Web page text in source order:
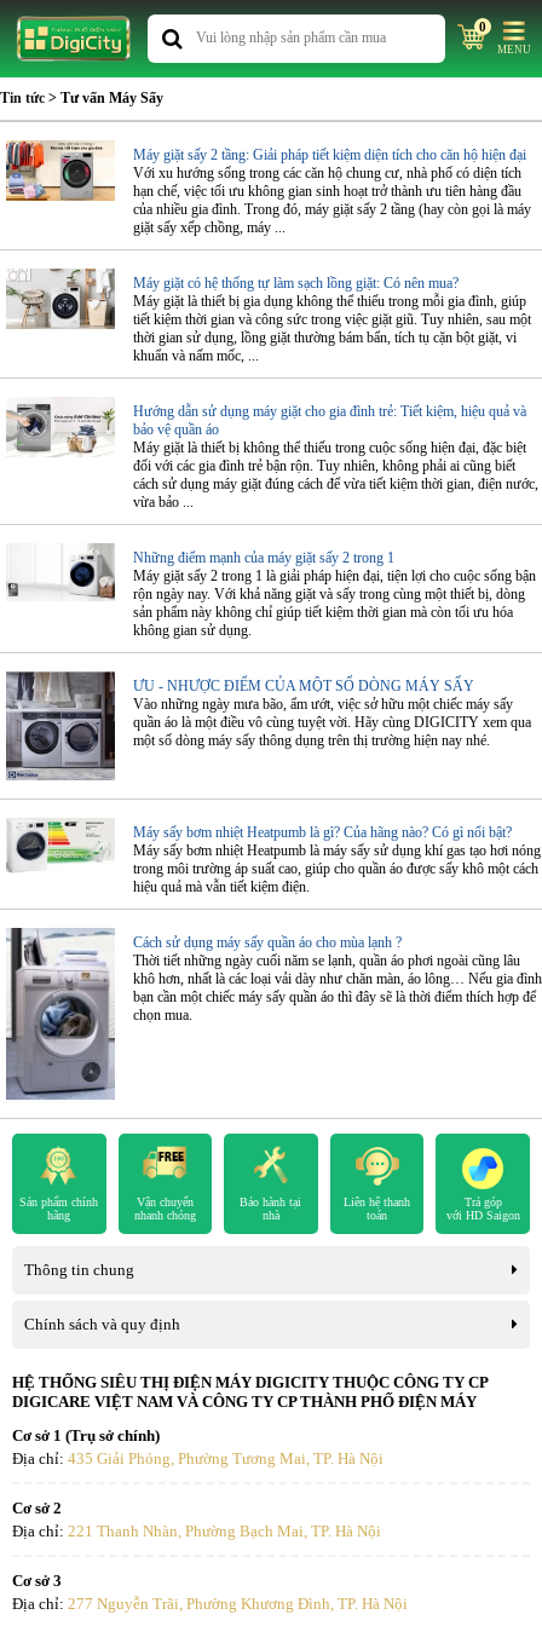
0
MENU
Tin tức > Tư vấn Máy Sấy
Máy giặt sấy 2 tầng: Giải pháp tiết kiệm diện tích cho căn hộ hiện đại
Với xu hướng sống trong các căn hộ chung cư, nhà phố có diện tích
hạn chế, việc tối ưu không gian sinh hoạt trở thành ưu tiên hàng đầu
của nhiều gia đình. Trong đó, máy giặt sấy 2 tầng (hay còn gọi là máy
giặt sấy xếp chồng, máy ...
Máy giặt có hệ thống tự làm sạch lồng giặt: Có nên mua?
Máy giặt là thiết bị gia dụng không thể thiếu trong mỗi gia đình, giúp
tiết kiệm thời gian và công sức trong việc giặt giũ. Tuy nhiên, sau một
thời gian sử dụng, lồng giặt thường bám bẩn, tích tụ cặn bột giặt, vi
khuẩn và nấm mốc, ...
Hướng dẫn sử dụng máy giặt cho gia đình trẻ: Tiết kiệm, hiệu quả và
bảo vệ quần áo
Máy giặt là thiết bị không thể thiếu trong cuộc sống hiện đại, đặc biệt
đối với các gia đình trẻ bận rộn. Tuy nhiên, không phải ai cũng biết
cách sử dụng máy giặt đúng cách để vừa tiết kiệm thời gian, điện nước,
vừa bảo ...
Những điểm mạnh của máy giặt sấy 2 trong 1
Máy giặt sấy 2 trong 1 là giải pháp hiện đại, tiện lợi cho cuộc sống bận
rộn ngày nay. Với khả năng giặt và sấy trong cùng một thiết bị, dòng
sản phẩm này không chỉ giúp tiết kiệm thời gian mà còn tối ưu hóa
không gian sử dụng.
ƯU - NHƯỢC ĐIỂM CỦA MỘT SỐ DÒNG MÁY SẤY
Vào những ngày mưa bão, ẩm ướt, việc sở hữu một chiếc máy sấy
quần áo là một điều vô cùng tuyệt vời. Hãy cùng DIGICITY xem qua
một số dòng máy sấy thông dụng trên thị trường hiện nay nhé.
Máy sấy bơm nhiệt Heatpumb là gì? Của hãng nào? Có gì nổi bật?
Máy sấy bơm nhiệt Heatpumb là máy sấy sử dụng khí gas tạo hơi nóng
trong môi trường áp suất cao, giúp cho quần áo được sấy khô một cách
hiệu quả mà vẫn tiết kiệm điện.
Cách sử dụng máy sấy quần áo cho mùa lạnh ?
Thời tiết những ngày cuối năm se lạnh, quần áo phơi ngoài cũng lâu
khô hơn, nhất là các loại vải dày như chăn màn, áo lông… Nếu gia đình
bạn cần một chiếc máy sấy quần áo thì đây sẽ là thời điểm thích hợp để
chọn mua.
Sản phẩm chính
hãng
Vận chuyển
nhanh chóng
Bảo hành tại
nhà
Liên hệ thanh
toán
Trả góp
với HD Saigon
Thông tin chung
Chính sách và quy định
HỆ THỐNG SIÊU THỊ ĐIỆN MÁY DIGICITY THUỘC CÔNG TY CP
DIGICARE VIỆT NAM VÀ CÔNG TY CP THÀNH PHỐ ĐIỆN MÁY
Cơ sở 1 (Trụ sở chính)
Địa chỉ: 435 Giải Phóng, Phường Tương Mai, TP. Hà Nội
Cơ sở 2
Địa chỉ: 221 Thanh Nhàn, Phường Bạch Mai, TP. Hà Nội
Cơ sở 3
Địa chỉ: 277 Nguyễn Trãi, Phường Khương Đình, TP. Hà Nội